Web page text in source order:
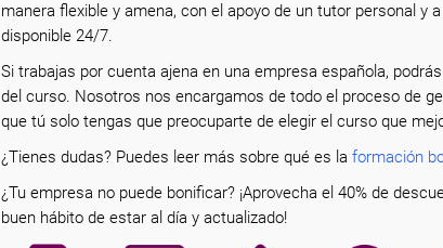
manera flexible y amena, con el apoyo de un tutor personal y
disponible 24/7.
Si trabajas por cuenta ajena en una empresa española,
del curso. Nosotros nos encargamos de todo el proceso de
que tú solo tengas que preocuparte de elegir el curso que
¿Tienes dudas? Puedes leer más sobre qué es la formación
¿Tu empresa no puede bonificar? ¡Aprovecha el 40% de
buen hábito de estar al día y actualizado!